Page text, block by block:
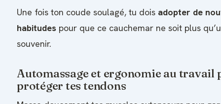
Une fois ton coude soulagé, tu dois adopter de
habitudes pour que ce cauchemar ne soit plus
souvenir.
Automassage et ergonomie au travail
protéger tes tendons